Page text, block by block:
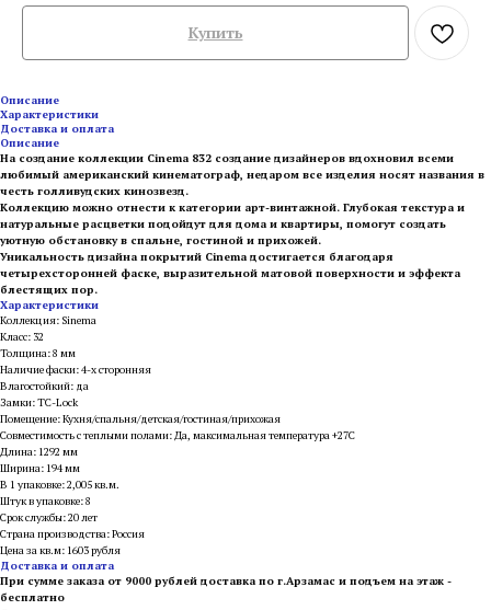
Купить
Описание
Характеристики
Доставка и оплата
Описание
На создание коллекции Cinema 832 создание дизайнеров вдохновил всеми
любимый американский кинематограф, недаром все изделия носят названия в
честь голливудских кинозвезд.
Коллекцию можно отнести к категории арт-винтажной. Глубокая текстура и
натуральные расцветки подойдут для дома и квартиры, помогут создать
уютную обстановку в спальне, гостиной и прихожей.
Уникальность дизайна покрытий Cinema достигается благодаря
четырехсторонней фаске, выразительной матовой поверхности и эффекта
блестящих пор.
Характеристики
Коллекция: Sinema
Класс: 32
Толщина: 8 мм
Наличие фаски: 4-х сторонняя
Влагостойкий: да
Замки: TC-Lock
Помещение: Кухня/спальня/детская/гостиная/прихожая
Совместимость с теплыми полами: Да, максимальная температура +27С
Длина: 1292 мм
Ширина: 194 мм
В 1 упаковке: 2,005 кв.м.
Штук в упаковке: 8
Срок службы: 20 лет
Страна производства: Россия
Цена за кв.м: 1603 рубля
Доставка и оплата
При сумме заказа от 9000 рублей доставка по г.Арзамас и подъем на этаж -
бесплатно